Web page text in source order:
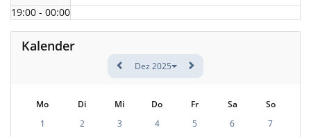
19:00 - 00:00
Kalender
Dez 2025
Mo Di Mi Do Fr Sa
So
1
2 3 4 5 6
7